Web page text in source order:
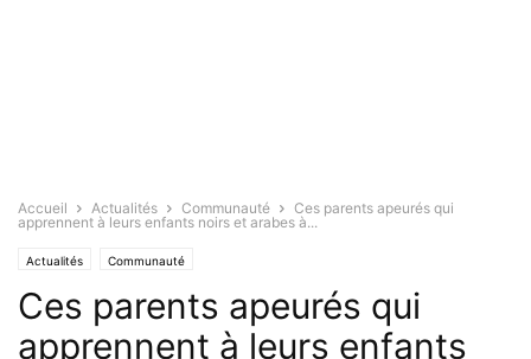
Accueil Actualités Communauté
Ces parents apeurés qui
apprennent à leurs enfants noirs et arabes à...
Actualités Communauté
Ces parents apeurés qui
apprennent à leurs enfants